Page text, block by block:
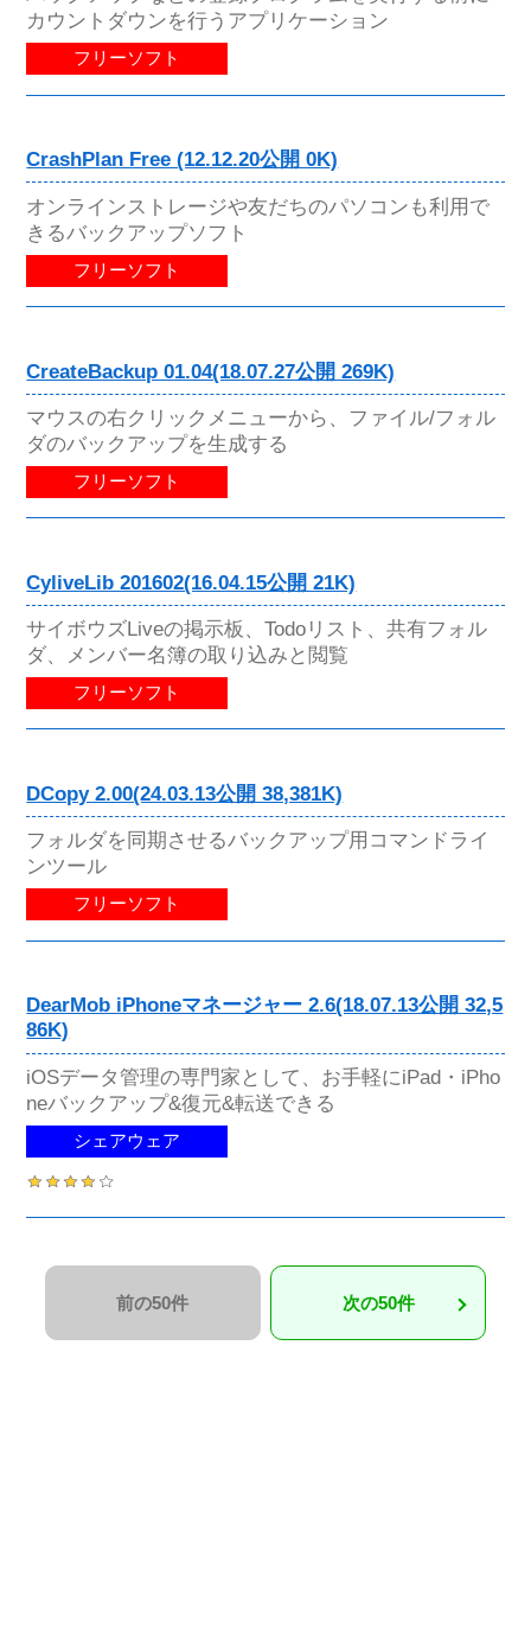
カウントダウンを行うアプリケーション
フリーソフト
CrashPlan Free (12.12.20公開 0K)
オンラインストレージや友だちのパソコンも利用で
きるバックアップソフト
フリーソフト
CreateBackup 01.04(18.07.27公開 269K)
マウスの右クリックメニューから、ファイル/フォル
ダのバックアップを生成する
フリーソフト
CyliveLib 201602(16.04.15公開 21K)
サイボウズLiveの掲示板、Todoリスト、共有フォル
ダ、メンバー名簿の取り込みと閲覧
フリーソフト
DCopy 2.00(24.03.13公開 38,381K)
フォルダを同期させるバックアップ用コマンドライ
ンツール
フリーソフト
DearMob iPhoneマネージャー 2.6(18.07.13公開 32,5
86K)
iOSデータ管理の専門家として、お手軽にiPad・iPho
neバックアップ&復元&転送できる
シェアウェア
前の50件 次の50件